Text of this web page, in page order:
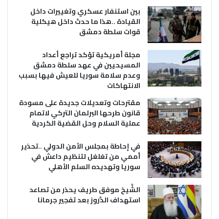
بين استنفار عسكري وتغييرات داخل
القيادة ..هذا ما حدث داخل هيكلية
قوات سلطة دمشق
مجلة أمريكية تؤكد تراجع أعداد
المسيحيين في عهد سلطة دمشق
وعدم سلامة سوريا للعيش فيها بسبب
الانتهاكات
مقترحات وتعديلات جديدة على مسودة
قانون طرحها البرلمان التركي لاتمام
عملية السلام وحل القضية الكردية
في إحاطة بمجلس الأمن الدولي ..تحذير
أممي من تغلغل لتنظيم داعش في
سوريا وتهديده السلم الأهلي
الشَّيخ موفق طريف يحذر من تصاعد
استهداف الدَّروز بعد تفجير جرمانا